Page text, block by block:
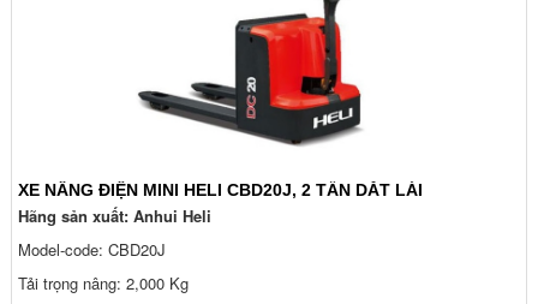
XE NÂNG ĐIỆN MINI HELI CBD20J, 2 TẤN DẮT LÁI
Hãng sản xuất: Anhui Heli
Model-code: CBD20J
Tải trọng nâng: 2,000 Kg